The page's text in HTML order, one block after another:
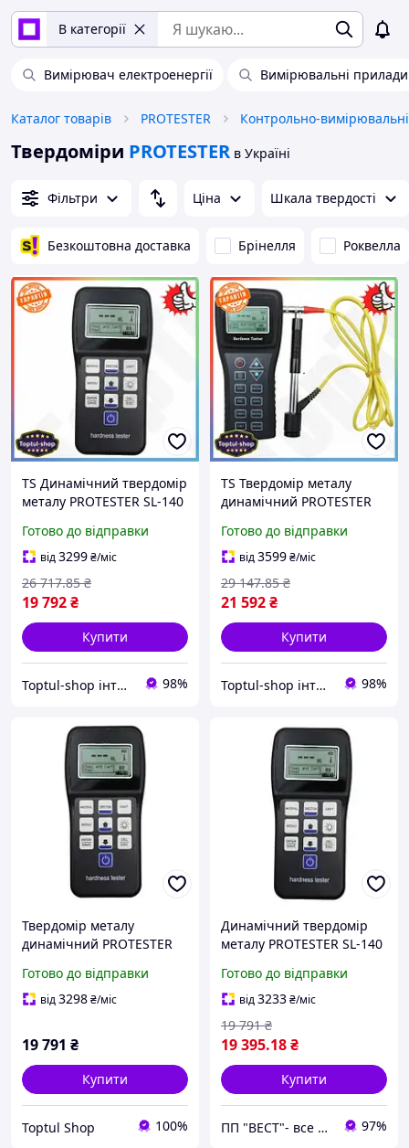
В категорії
Вимірювач електроенергії Вимірювальні прилади
Каталог товарів PROTESTER Контрольно-
Твердоміри PROTESTER в Україні
Фільтри Ціна Шкала твердості
Безкоштовна доставка Брінелля Роквелла
TS Динамічний твердомір
металу PROTESTER SL-140
вимірювання твердості
сталі та сплавів прилад
для SHT55_Q
Готово до відправки
від3299₴/міс
19 792₴
26 717.85 ₴
Купити
Toptul-shop інтернет магазин 98%
TS Твердомір металу
динамічний PROTESTER
вимірювання твердості
Ліба та інших шкал у
лабораторіях SHT55_Q
Готово до відправки
від3599₴/міс
21 592₴
29 147.85 ₴
Купити
Toptul-shop інтернет магазин 98%
Твердомір металу
динамічний PROTESTER
Готово до відправки
від3298₴/міс
19 791 ₴
Купити
Toptul Shop 100%
Динамічний твердомір
металу PROTESTER SL-140
Готово до відправки
від3233₴/міс
19 395.18₴
19 791 ₴
Купити
ПП "ВЕСТ"- все для зварки, спецодяг та взуття, пожежна безпека, покрівельні матеріали. 97%